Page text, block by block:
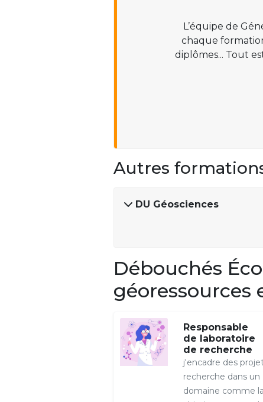
L’équipe de
chaque
diplômes... Tout
Autres
DU Géosciences
Débouchés
Responsable
de laboratoire
de recherche
j'encadre des
recherche dans un
domaine comme la